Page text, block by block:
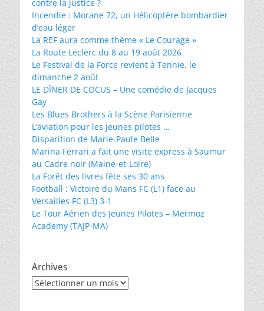
contre la justice ?
Incendie : Morane 72, un Hélicoptère bombardier
d’eau léger
La REF aura comme thème « Le Courage »
La Route Leclerc du 8 au 19 août 2026
Le Festival de la Force revient à Tennie, le
dimanche 2 août
LE DÎNER DE COCUS – Une comédie de Jacques
Gay
Les Blues Brothers à la Scène Parisienne
L’aviation pour les jeunes pilotes …
Disparition de Marie-Paule Belle
Marina Ferrari a fait une visite express à Saumur
au Cadre noir (Maine-et-Loire)
La Forêt des livres fête ses 30 ans
Football : Victoire du Mans FC (L1) face au
Versailles FC (L3) 3-1
Le Tour Aérien des Jeunes Pilotes – Mermoz
Academy (TAJP-MA)
Archives
Archives